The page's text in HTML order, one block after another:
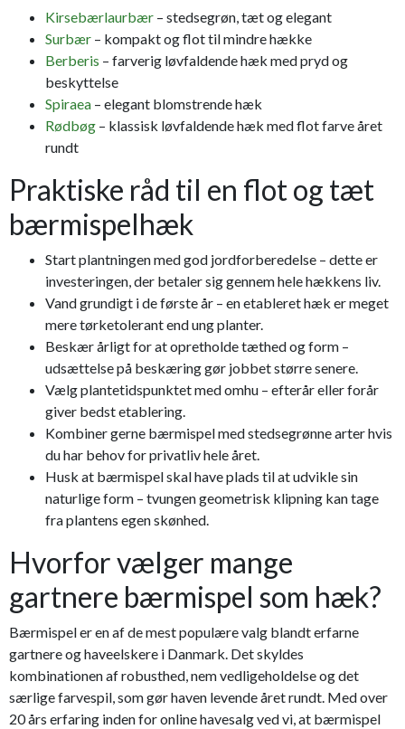
Kirsebærlaurbær – stedsegrøn, tæt og elegant
Surbær – kompakt og flot til mindre hække
Berberis – farverig løvfaldende hæk med pryd og
beskyttelse
Spiraea – elegant blomstrende hæk
Rødbøg – klassisk løvfaldende hæk med flot farve året
rundt
Praktiske råd til en flot og tæt
bærmispelhæk
Start plantningen med god jordforberedelse – dette er
investeringen, der betaler sig gennem hele hækkens liv.
Vand grundigt i de første år – en etableret hæk er meget
mere tørketolerant end ung planter.
Beskær årligt for at opretholde tæthed og form –
udsættelse på beskæring gør jobbet større senere.
Vælg plantetidspunktet med omhu – efterår eller forår
giver bedst etablering.
Kombiner gerne bærmispel med stedsegrønne arter hvis
du har behov for privatliv hele året.
Husk at bærmispel skal have plads til at udvikle sin
naturlige form – tvungen geometrisk klipning kan tage
fra plantens egen skønhed.
Hvorfor vælger mange
gartnere bærmispel som hæk?
Bærmispel er en af de mest populære valg blandt erfarne
gartnere og haveelskere i Danmark. Det skyldes
kombinationen af robusthed, nem vedligeholdelse og det
særlige farvespil, som gør haven levende året rundt. Med over
20 års erfaring inden for online havesalg ved vi, at bærmispel